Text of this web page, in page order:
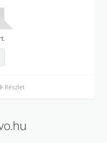
Részlet